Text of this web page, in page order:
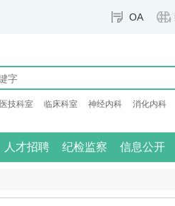
OA
医技科室 临床科室 神经内科 消化内科
人才招聘 纪检监察 信息公开